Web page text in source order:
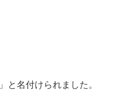
と名付けられました。